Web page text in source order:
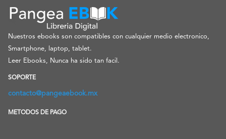
Nuestros ebooks son compatibles con cualquier medio electronico,
Smartphone, laptop, tablet.
Leer Ebooks, Nunca ha sido tan facil.
SOPORTE
contacto@pangeaebook.mx
METODOS DE PAGO